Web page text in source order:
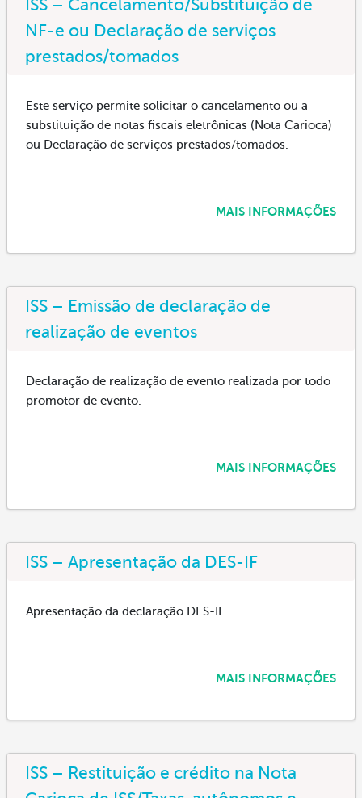
ISS – Cancelamento/Substituição de
NF-e ou Declaração de serviços
prestados/tomados
Este serviço permite solicitar o cancelamento ou a
substituição de notas fiscais eletrônicas (Nota Carioca)
ou Declaração de serviços prestados/tomados.
MAIS INFORMAÇÕES
ISS – Emissão de declaração de
realização de eventos
Declaração de realização de evento realizada por todo
promotor de evento.
MAIS INFORMAÇÕES
ISS – Apresentação da DES-IF
Apresentação da declaração DES-IF.
MAIS INFORMAÇÕES
ISS – Restituição e crédito na Nota